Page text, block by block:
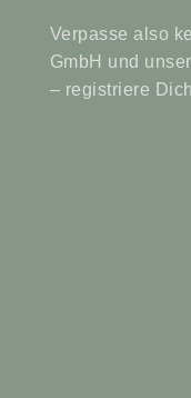
Verpasse also
GmbH und
– registriere